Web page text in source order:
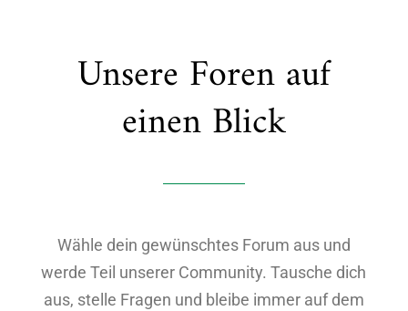
Unsere Foren auf
einen Blick
Wähle dein gewünschtes Forum aus und
werde Teil unserer Community. Tausche dich
aus, stelle Fragen und bleibe immer auf dem